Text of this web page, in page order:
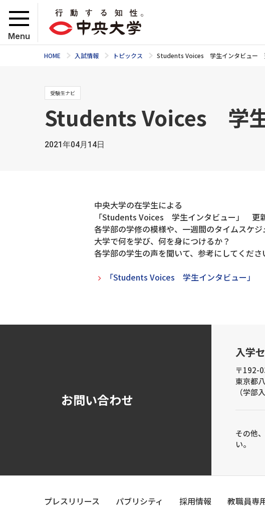
Menu
HOME 入試情報 トピックス Students Voices 学生インタビュー
受験生ナビ
Students Voices 学
2021年04月14日
中央大学の在学生による
「Students Voices 学生インタビュー」 更新
各学部の学修の模様や、 一週間のタイムスケジ
大学で何を学び、何を身につけるか？
各学部の学生の声を聞いて、参考にしてくださ
「Students Voices 学生インタビュー」
お問い合わせ
入学
〒192-
東京都
（学部
その他
い。
プレスリリース パブリシティ 採用情報 教職員専